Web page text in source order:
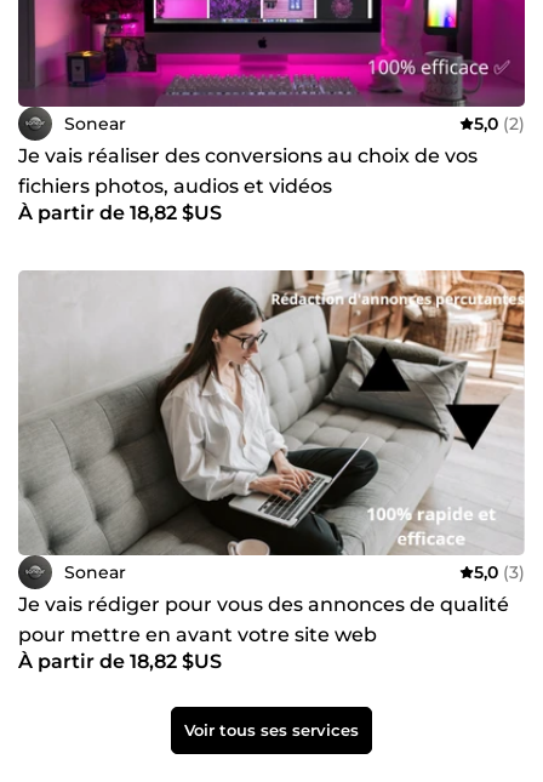
Sonear 5,0 (2)
Je vais réaliser des conversions au choix de vos
fichiers photos, audios et vidéos
À partir de 18,82 $US
Sonear 5,0 (3)
Je vais rédiger pour vous des annonces de qualité
pour mettre en avant votre site web
À partir de 18,82 $US
Voir tous ses services